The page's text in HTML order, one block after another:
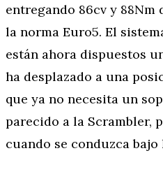
entregando 86cv y 88Nm
la norma Euro5. El
están ahora dispuestos
ha desplazado a una
que ya no necesita un
parecido a la Scrambler,
cuando se conduzca